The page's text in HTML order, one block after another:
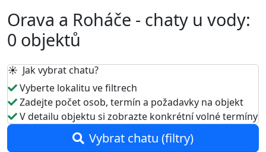
Orava a Roháče - chaty u vody:
0 objektů
☀️ Jak vybrat chatu?
Vyberte lokalitu ve filtrech
Zadejte počet osob, termín a požadavky na objekt
V detailu objektu si zobrazte konkrétní volné termíny
Vybrat chatu (filtry)